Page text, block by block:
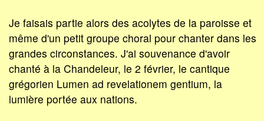
Je faisais partie alors des acolytes de la paroisse et
même d'un petit groupe choral pour chanter dans les
grandes circonstances. J'ai souvenance d'avoir
chanté à la Chandeleur, le 2 février, le cantique
grégorien Lumen ad revelationem gentium, la
lumière portée aux nations.